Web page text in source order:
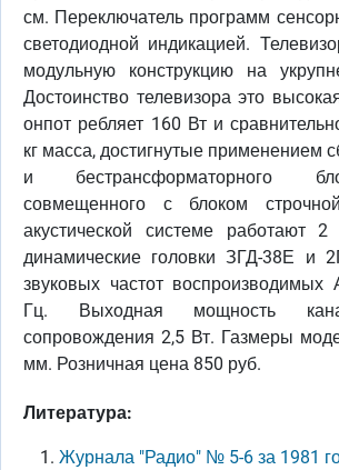
см. Переключатель программ
светодиодной индикацией.
модульную конструкцию на
Достоинство телевизора это
онпот ребляет 160 Вт и
кг масса, достигнутые применением
и бестрансформаторного
совмещенного с блоком
акустической системе работают 2
динамические головки ЗГД-38Е и
звуковых частот
Гц. Выходная мощность
сопровождения 2,5 Вт. Газмеры
мм. Розничная цена 850 руб.
Литература:
Журнала "Радио" № 5-6 за 1981